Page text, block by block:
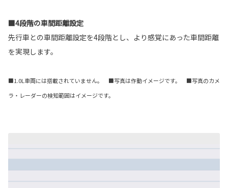
■4段階の車間距離設定
先行車との車間距離設定を4段階とし、より感覚にあった車間距離
を実現します。
■1.0L車両には搭載されていません。 ■写真は作動イメージです。 ■写真のカメ
ラ・レーダーの検知範囲はイメージです。